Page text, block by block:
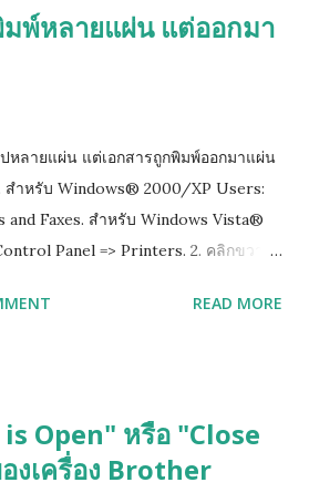
พ์หลายแผ่น แต่ออกมา
หลายแผ่น แต่เอกสารถูกพิมพ์ออกมาแผ่น
สำหรับ Windows® 2000/XP Users:
Faxes. สำหรับ Windows Vista®
Panel => Printers. 2. คลิกขวาที่
ช่อง Enable advanced printingREAD MORE
Open" หรือ "Close
งเครื่อง Brother